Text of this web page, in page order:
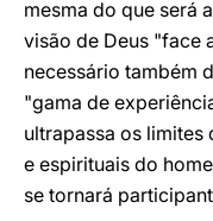
mesma do que será
visão de Deus "face
necessário também
"gama de
ultrapassa os
e espirituais do
se tornará